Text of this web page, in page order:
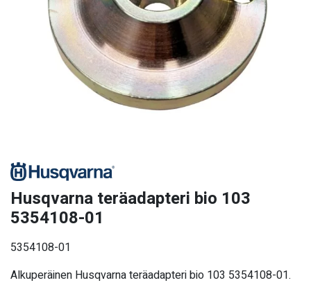
Husqvarna teräadapteri bio 103
5354108-01
5354108-01
Alkuperäinen Husqvarna teräadapteri bio 103 5354108-01.